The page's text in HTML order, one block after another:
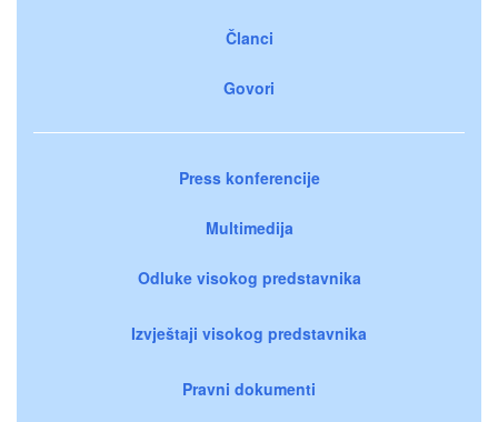
Članci
Govori
Press konferencije
Multimedija
Odluke visokog predstavnika
Izvještaji visokog predstavnika
Pravni dokumenti